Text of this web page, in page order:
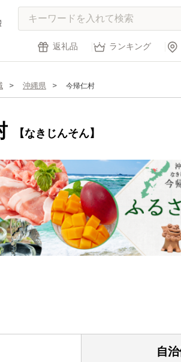
返礼品 ランキング
沖縄県 今帰仁村
【なきじんそん】
自